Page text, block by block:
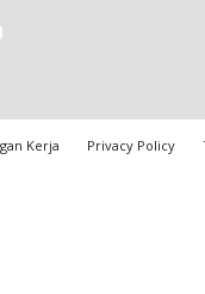
Kerja Privacy Policy